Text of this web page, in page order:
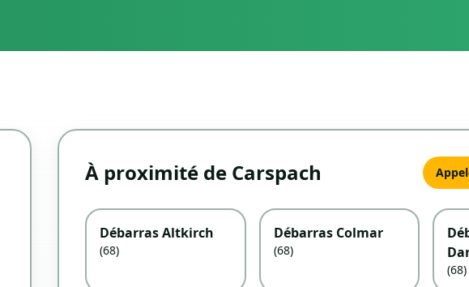
À proximité de Carspach
Débarras Altkirch
(68)
Débarras Colmar
(68)
(68)